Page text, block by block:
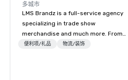
多城市
LMS Brandz is a full-service agency
specializing in trade show
merchandise and much more. From
booth giveaways and branded apparel
便利项/礼品 物流/装饰